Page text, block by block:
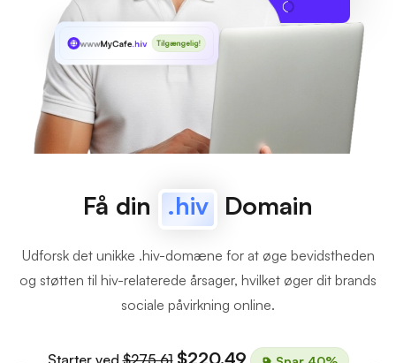
wwwMyCafe.hiv Tilgængelig!
Få din .hiv Domain
Udforsk det unikke .hiv-domæne for at øge bevidstheden
og støtten til hiv-relaterede årsager, hvilket øger dit brands
sociale påvirkning online.
Starter ved$275.61 $220.49 Spar 40%